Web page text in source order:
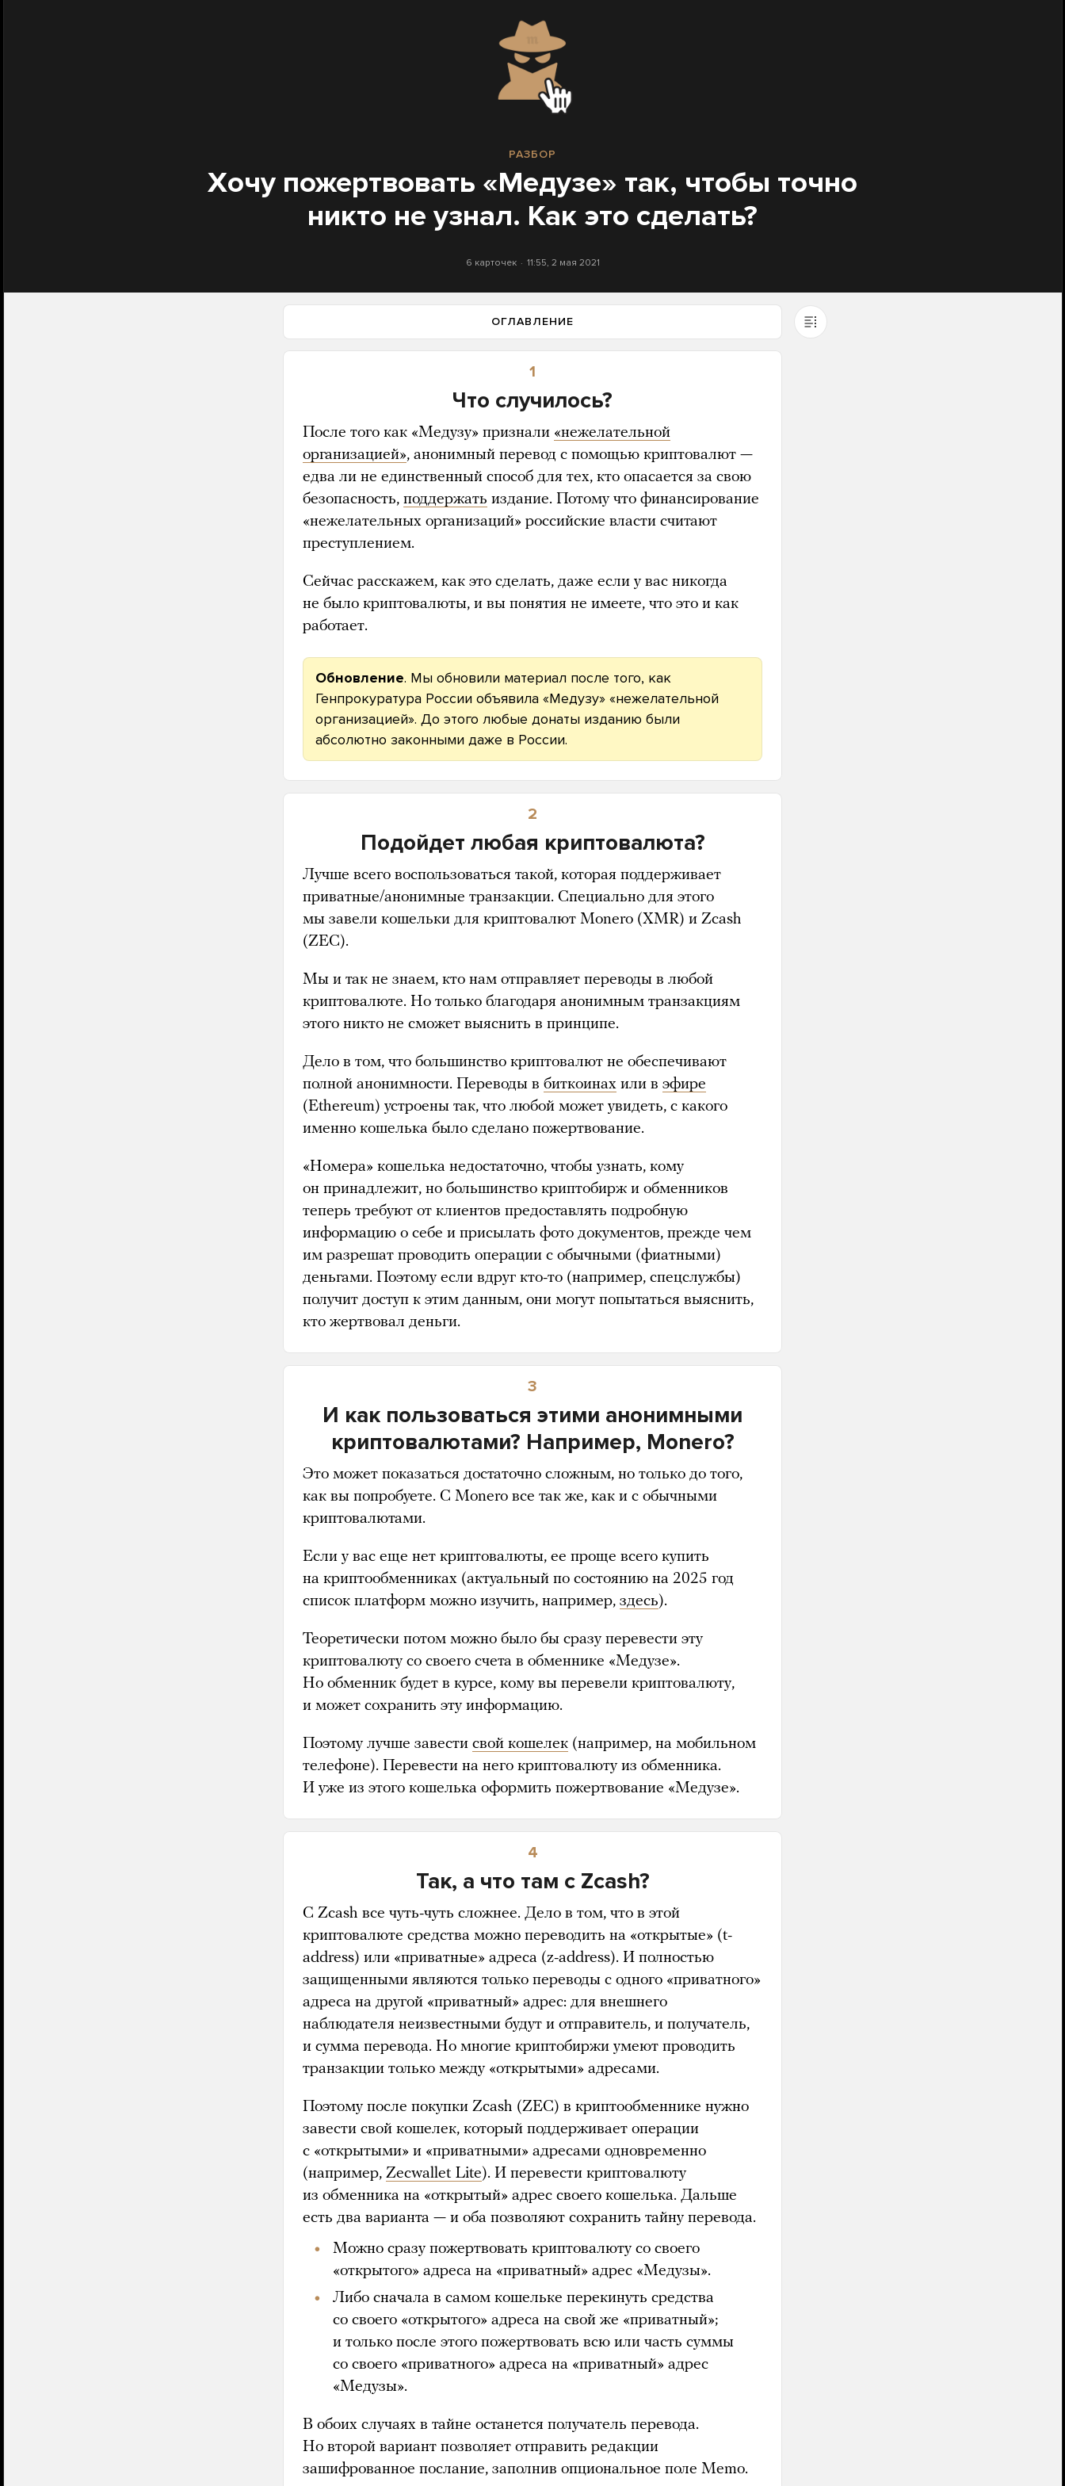
РАЗБОР
Хочу пожертвовать «Медузе» так, чтобы точно
никто не узнал. Как это сделать?
6 карточек 11:55, 2 мая 2021
ОГЛАВЛЕНИЕ
1
Что случилось?
После того как «Медузу» признали «нежелательной
организацией», анонимный перевод с помощью криптовалют —
едва ли не единственный способ для тех, кто опасается за свою
безопасность, поддержать издание. Потому что финансирование
«нежелательных организаций» российские власти считают
преступлением.
Сейчас расскажем, как это сделать, даже если у вас никогда
не было криптовалюты, и вы понятия не имеете, что это и как
работает.
Обновление. Мы обновили материал после того, как
Генпрокуратура России объявила «Медузу» «нежелательной
организацией». До этого любые донаты изданию были
абсолютно законными даже в России.
2
Подойдет любая криптовалюта?
Лучше всего воспользоваться такой, которая поддерживает
приватные/анонимные транзакции. Специально для этого
мы завели кошельки для криптовалют Monero (XMR) и Zcash
(ZEC).
Мы и так не знаем, кто нам отправляет переводы в любой
криптовалюте. Но только благодаря анонимным транзакциям
этого никто не сможет выяснить в принципе.
Дело в том, что большинство криптовалют не обеспечивают
полной анонимности. Переводы в биткоинах или в эфире
(Ethereum) устроены так, что любой может увидеть, с какого
именно кошелька было сделано пожертвование.
«Номера» кошелька недостаточно, чтобы узнать, кому
он принадлежит, но большинство криптобирж и обменников
теперь требуют от клиентов предоставлять подробную
информацию о себе и присылать фото документов, прежде чем
им разрешат проводить операции с обычными (фиатными)
деньгами. Поэтому если вдруг кто-то (например, спецслужбы)
получит доступ к этим данным, они могут попытаться выяснить,
кто жертвовал деньги.
3
И как пользоваться этими анонимными
криптовалютами? Например, Monero?
Это может показаться достаточно сложным, но только до того,
как вы попробуете. С Monero все так же, как и с обычными
криптовалютами.
Если у вас еще нет криптовалюты, ее проще всего купить
на криптообменниках (актуальный по состоянию на 2025 год
список платформ можно изучить, например, здесь).
Теоретически потом можно было бы сразу перевести эту
криптовалюту со своего счета в обменнике «Медузе».
Но обменник будет в курсе, кому вы перевели криптовалюту,
и может сохранить эту информацию.
Поэтому лучше завести свой кошелек (например, на мобильном
телефоне). Перевести на него криптовалюту из обменника.
И уже из этого кошелька оформить пожертвование «Медузе».
4
Так, а что там с Zcash?
C Zcash все чуть-чуть сложнее. Дело в том, что в этой
криптовалюте средства можно переводить на «открытые» (t-
address) или «приватные» адреса (z-address). И полностью
защищенными являются только переводы с одного «приватного»
адреса на другой «приватный» адрес: для внешнего
наблюдателя неизвестными будут и отправитель, и получатель,
и сумма перевода. Но многие криптобиржи умеют проводить
транзакции только между «открытыми» адресами.
Поэтому после покупки Zcash (ZEC) в криптообменнике нужно
завести свой кошелек, который поддерживает операции
с «открытыми» и «приватными» адресами одновременно
(например, Zecwallet Lite). И перевести криптовалюту
из обменника на «открытый» адрес своего кошелька. Дальше
есть два варианта — и оба позволяют сохранить тайну перевода.
Можно сразу пожертвовать криптовалюту со своего
«открытого» адреса на «приватный» адрес «Медузы».
Либо сначала в самом кошельке перекинуть средства
со своего «открытого» адреса на свой же «приватный»;
и только после этого пожертвовать всю или часть суммы
со своего «приватного» адреса на «приватный» адрес
«Медузы».
В обоих случаях в тайне останется получатель перевода.
Но второй вариант позволяет отправить редакции
зашифрованное послание, заполнив опциональное поле Memo.